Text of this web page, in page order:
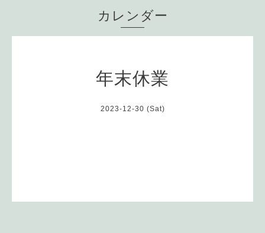
カレンダー
年末休業
2023-12-30 (Sat)